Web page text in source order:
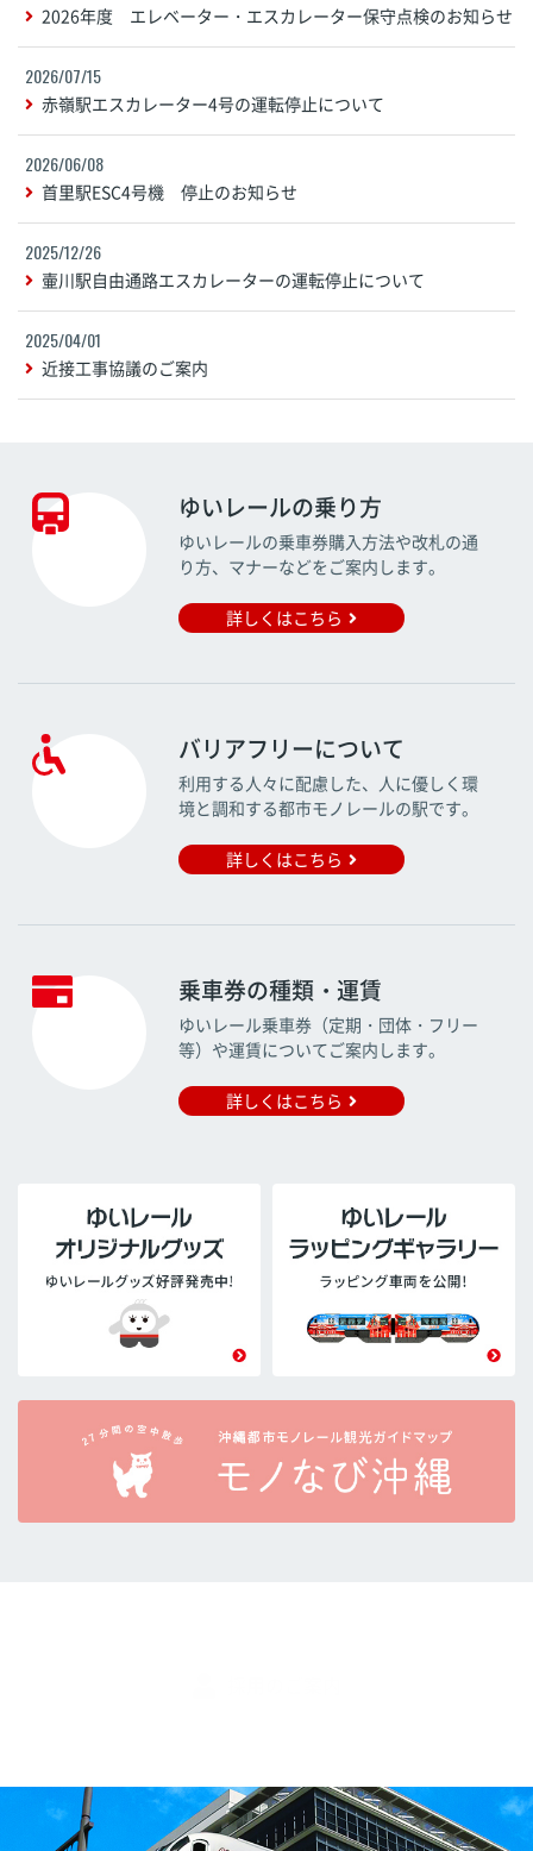
2026年度 エレベーター・エスカレーター保守点検のお知らせ
2026/07/15
赤嶺駅エスカレーター4号の運転停止について
2026/06/08
首里駅ESC4号機 停止のお知らせ
2025/12/26
壷川駅自由通路エスカレーターの運転停止について
2025/04/01
近接工事協議のご案内
ゆいレールの乗り方
ゆいレールの乗車券購入方法や改札の通
り方、マナーなどをご案内します。
詳しくはこちら
バリアフリーについて
利用する人々に配慮した、人に優しく環
境と調和する都市モノレールの駅です。
詳しくはこちら
乗車券の種類・運賃
ゆいレール乗車券（定期・団体・フリー
等）や運賃についてご案内します。
詳しくはこちら